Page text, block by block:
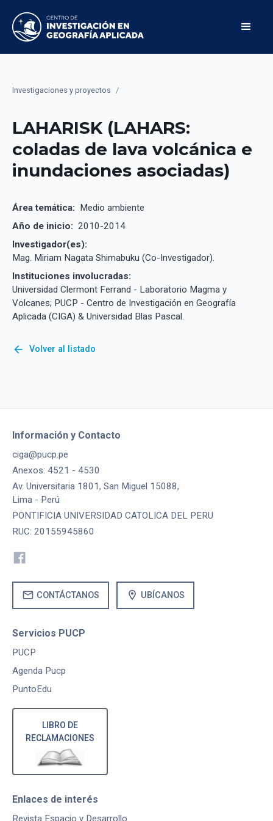
Investigaciones y proyectos /
LAHARISK (LAHARS:
coladas de lava volcánica e
inundaciones asociadas)
Área temática: Medio ambiente
Año de inicio: 2010-2014
Investigador(es):
Mag. Miriam Nagata Shimabuku (Co-Investigador).
Instituciones involucradas:
Universidad Clermont Ferrand - Laboratorio Magma y
Volcanes; PUCP - Centro de Investigación en Geografía
Aplicada (CIGA) & Universidad Blas Pascal.
arrow_back Volver al listado
Información y Contacto
ciga@pucp.pe
Anexos: 4521 - 4530
Av. Universitaria 1801, San Miguel 15088,
Lima - Perú
PONTIFICIA UNIVERSIDAD CATOLICA DEL PERU
RUC: 20155945860
mail CONTÁCTANOS location_on UBÍCANOS
Servicios PUCP
PUCP
Agenda Pucp
PuntoEdu
LIBRO DE
RECLAMACIONES
Enlaces de interés
Revista Espacio y Desarrollo